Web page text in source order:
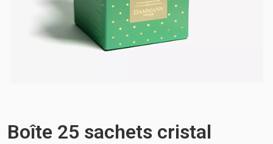
Boîte 25 sachets cristal